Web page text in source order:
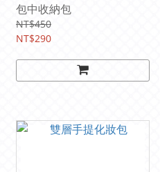
包中收納包
NT$450
NT$290